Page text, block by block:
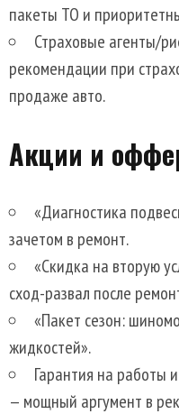
пакеты ТО и
Страховые агенты/
рекомендации при
продаже авто.
Акции и
«Диагностика
зачетом в ремонт.
«Скидка на вторую
сход-развал после
«Пакет сезон:
жидкостей».
Гарантия на работы
— мощный аргумент в